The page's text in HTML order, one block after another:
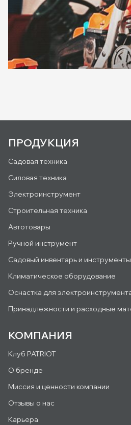
ПРОДУКЦИЯ
Садовая техника
Силовая техника
Электроинструмент
Строительная техника
Автотовары
Ручной инструмент
Садовый инвентарь и инструменты
Климатическое оборудование
Оснастка для
Принадлежности и расходные
КОМПАНИЯ
Клуб PATRIOT
О бренде
Миссия и ценности компании
Отзывы о нас
Карьера